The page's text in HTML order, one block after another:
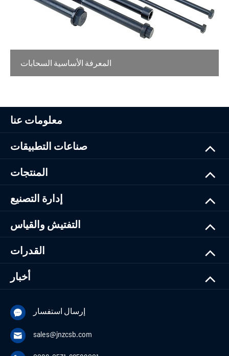
المعرفة الأساسية السحابات
معلومات عنا
صناعات التطبيقات
المنتجات
إدارة التصنيع
التفتيش والقياس
القدرات
أخبار
 إرسال استفسار
 sales@jnzcsb.com